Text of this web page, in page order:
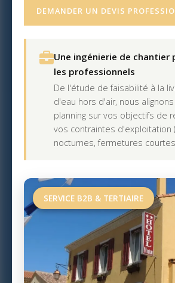
DEMANDER UN DEVIS
Une ingénierie de chantier
les professionnels
De l'étude de faisabilité à la
d'eau hors d'air, nous
planning sur vos objectifs de
vos contraintes d'exploitation
nocturnes, fermetures
SERVICE B2B & TERTIAIRE